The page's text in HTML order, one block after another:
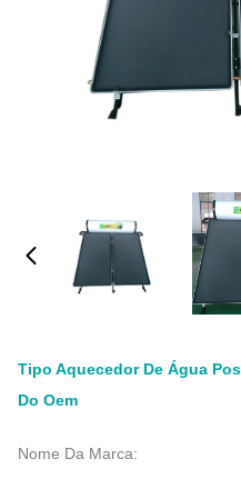
Tipo Aquecedor De Água
Do Oem
Nome Da Marca: